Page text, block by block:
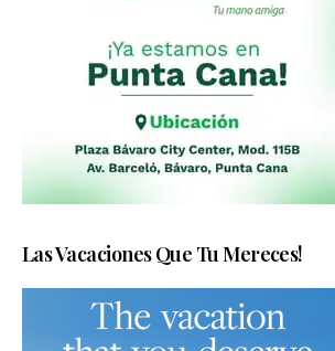
Las Vacaciones Que Tu Mereces!